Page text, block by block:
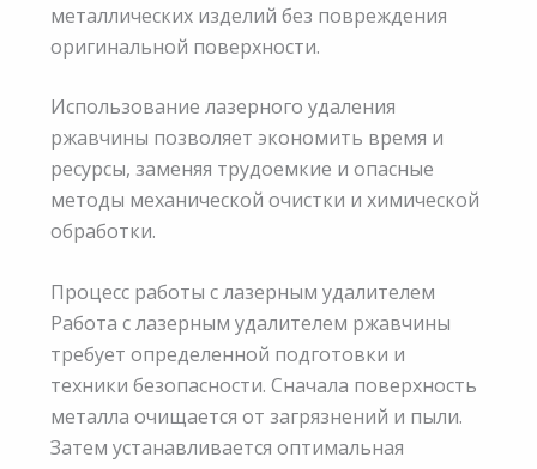
металлических изделий без повреждения
оригинальной поверхности.
Использование лазерного удаления
ржавчины позволяет экономить время и
ресурсы, заменяя трудоемкие и опасные
методы механической очистки и химической
обработки.
Процесс работы с лазерным удалителем
Работа с лазерным удалителем ржавчины
требует определенной подготовки и
техники безопасности. Сначала поверхность
металла очищается от загрязнений и пыли.
Затем устанавливается оптимальная